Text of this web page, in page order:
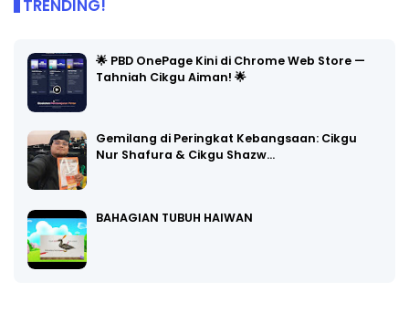
TRENDING!
🌟 PBD OnePage Kini di Chrome Web Store —
Tahniah Cikgu Aiman! 🌟
Gemilang di Peringkat Kebangsaan: Cikgu
Nur Shafura & Cikgu Shazw…
BAHAGIAN TUBUH HAIWAN